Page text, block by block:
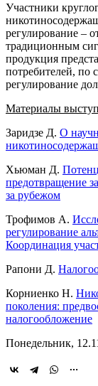
Участники
регулирование –
традиционным
продукция
потребителей, по
регулирование
Материалы
Заридзе Д. О
Хьюман Д.
предотвращение
за рубежом
Трофимов А.
регулирование
Координация
Рапони Д.
Корниенко Н.
поколения:
налогообложение
Понедельник,